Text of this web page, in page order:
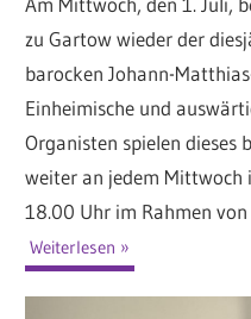
zu Gartow wieder der
barocken Johann-
Einheimische und
Organisten spielen dieses
weiter an jedem Mittwoch
18.00 Uhr im Rahmen
Weiterlesen